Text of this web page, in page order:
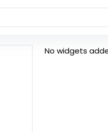
No widgets